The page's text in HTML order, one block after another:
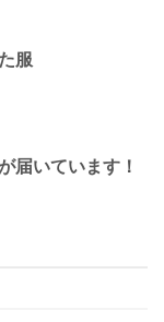
服
届いています！